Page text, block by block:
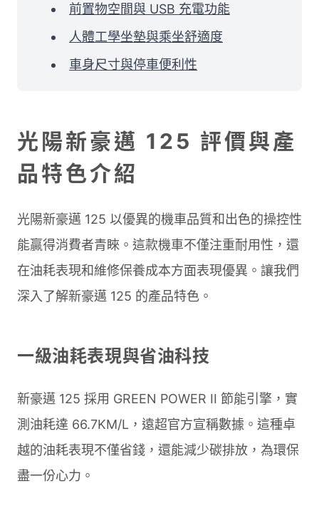
前置物空間與 USB 充電功能
人體工學坐墊與乘坐舒適度
車身尺寸與停車便利性
光陽新豪邁 125 評價與產
品特色介紹
光陽新豪邁 125 以優異的機車品質和出色的操控性
能贏得消費者青睞。這款機車不僅注重耐用性，還
在油耗表現和維修保養成本方面表現優異。讓我們
深入了解新豪邁 125 的產品特色。
一級油耗表現與省油科技
新豪邁 125 採用 GREEN POWER II 節能引擎，實
測油耗達 66.7KM/L，遠超官方宣稱數據。這種卓
越的油耗表現不僅省錢，還能減少碳排放，為環保
盡一份心力。